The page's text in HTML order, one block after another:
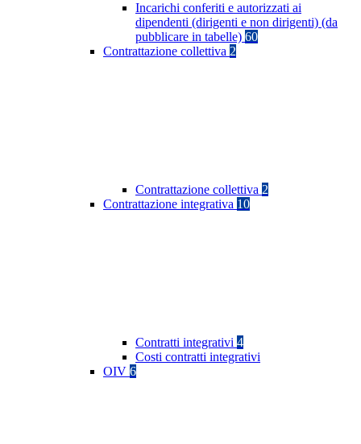
Incarichi conferiti e autorizzati ai
dipendenti (dirigenti e non dirigenti) (da
pubblicare in tabelle) 60
Contrattazione collettiva 2
Contrattazione collettiva 2
Contrattazione integrativa 10
Contratti integrativi 4
Costi contratti integrativi
OIV 6